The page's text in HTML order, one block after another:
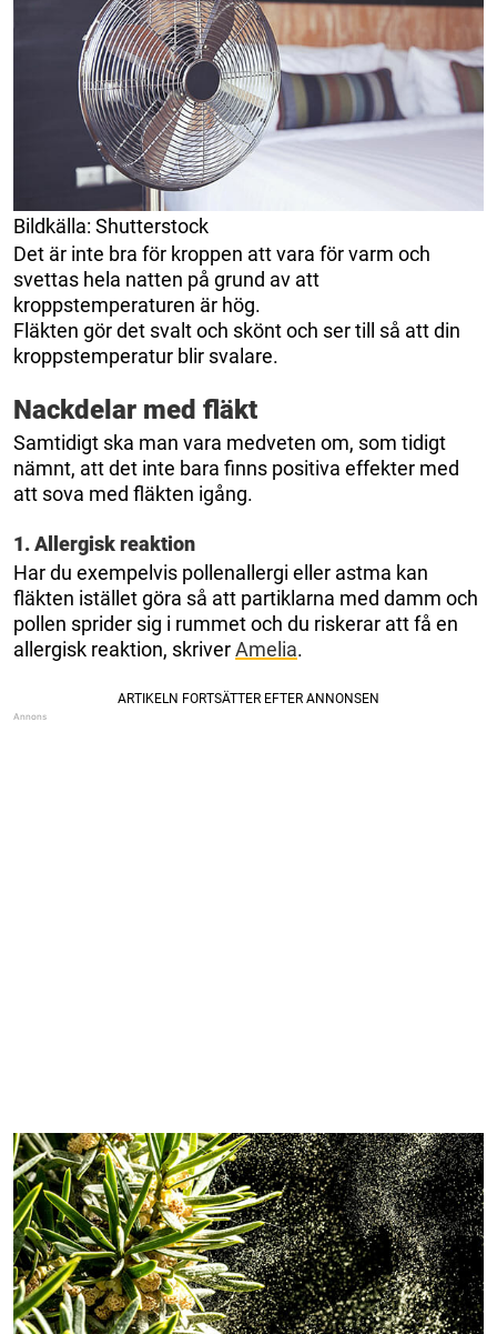
Bildkälla: Shutterstock
Det är inte bra för kroppen att vara för varm och
svettas hela natten på grund av att
kroppstemperaturen är hög.
Fläkten gör det svalt och skönt och ser till så att din
kroppstemperatur blir svalare.
Nackdelar med fläkt
Samtidigt ska man vara medveten om, som tidigt
nämnt, att det inte bara finns positiva effekter med
att sova med fläkten igång.
1. Allergisk reaktion
Har du exempelvis pollenallergi eller astma kan
fläkten istället göra så att partiklarna med damm och
pollen sprider sig i rummet och du riskerar att få en
allergisk reaktion, skriverAmelia.